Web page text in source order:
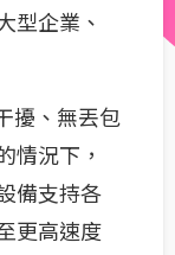
型企業、
擾、無丟包
情況下，
備支持各
更高速度